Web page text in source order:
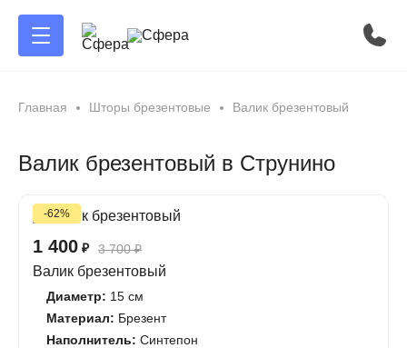
Главная Шторы брезентовые Валик брезентовый
Валик брезентовый в Струнино
-62%
1 400 ₽ 3 700₽
Валик брезентовый
Диаметр: 15 см
Материал: Брезент
Наполнитель: Синтепон